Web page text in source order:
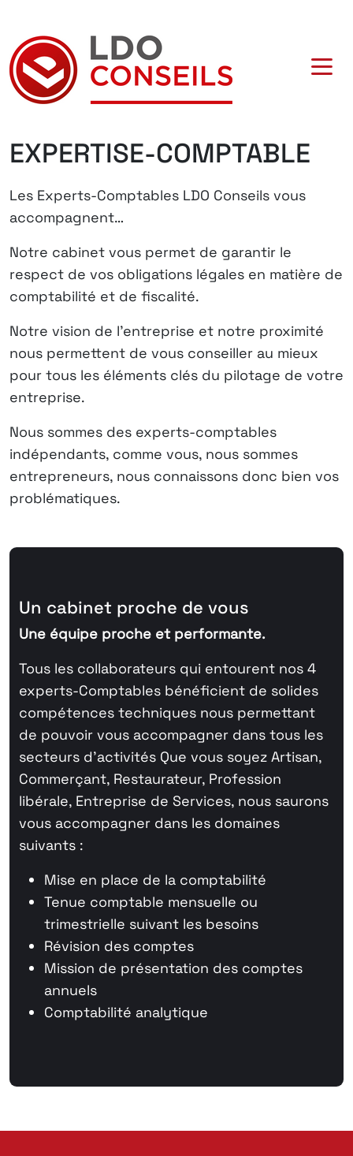
Navigation principale
EXPERTISE-COMPTABLE
Les Experts-Comptables LDO Conseils vous
accompagnent…
Notre cabinet vous permet de garantir le
respect de vos obligations légales en matière de
comptabilité et de fiscalité.
Notre vision de l’entreprise et notre proximité
nous permettent de vous conseiller au mieux
pour tous les éléments clés du pilotage de votre
entreprise.
Nous sommes des experts-comptables
indépendants, comme vous, nous sommes
entrepreneurs, nous connaissons donc bien vos
problématiques.
Un cabinet proche de vous
Une équipe proche et performante.
Tous les collaborateurs qui entourent nos 4
experts-Comptables bénéficient de solides
compétences techniques nous permettant
de pouvoir vous accompagner dans tous les
secteurs d’activités Que vous soyez Artisan,
Commerçant, Restaurateur, Profession
libérale, Entreprise de Services, nous saurons
vous accompagner dans les domaines
suivants :
Mise en place de la comptabilité
Tenue comptable mensuelle ou
trimestrielle suivant les besoins
Révision des comptes
Mission de présentation des comptes
annuels
Comptabilité analytique